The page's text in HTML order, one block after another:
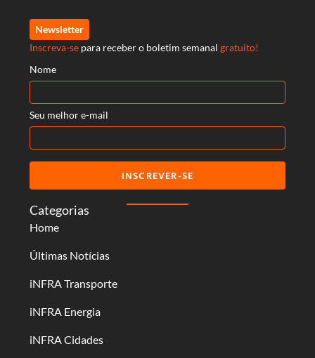
Categorias
Home
Últimas Notícias
iNFRA Transporte
iNFRA Energia
iNFRA Cidades
Newsletter
Inscreva-se para receber o boletim semanal gratuito!
Nome
Seu melhor e-mail
INSCREVER-SE